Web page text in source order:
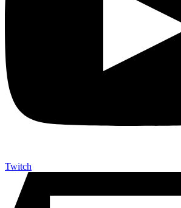
Twitch